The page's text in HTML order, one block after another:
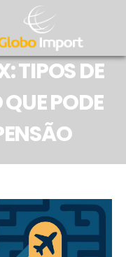
TIPOS DE
PODE